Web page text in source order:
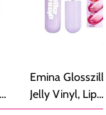
Emina
Jelly Vinyl, Lip
Cream Glossy